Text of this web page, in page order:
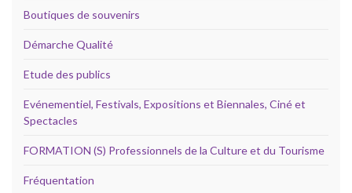
Boutiques de souvenirs
Démarche Qualité
Etude des publics
Evénementiel, Festivals, Expositions et Biennales, Ciné et
Spectacles
FORMATION (S) Professionnels de la Culture et du Tourisme
Fréquentation